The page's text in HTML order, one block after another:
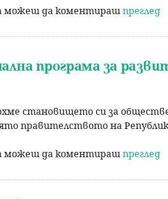
можеш да коментирашпреглед
програма за
становището си за
правителството на
можеш да коментирашпреглед